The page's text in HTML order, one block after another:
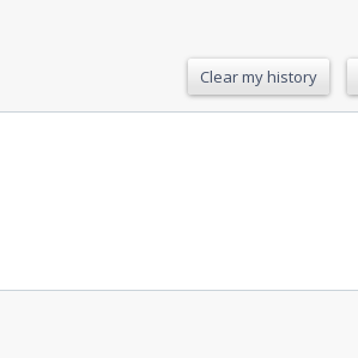
Clear my history